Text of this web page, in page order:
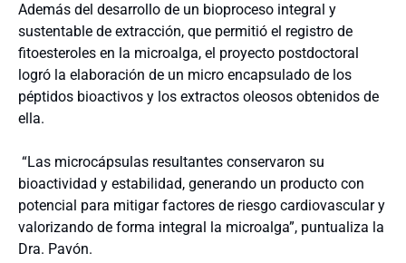
Además del desarrollo de un bioproceso integral y
sustentable de extracción, que permitió el registro de
fitoesteroles en la microalga, el proyecto postdoctoral
logró la elaboración de un micro encapsulado de los
péptidos bioactivos y los extractos oleosos obtenidos de
ella.
“Las microcápsulas resultantes conservaron su
bioactividad y estabilidad, generando un producto con
potencial para mitigar factores de riesgo cardiovascular y
valorizando de forma integral la microalga”, puntualiza la
Dra. Pavón.